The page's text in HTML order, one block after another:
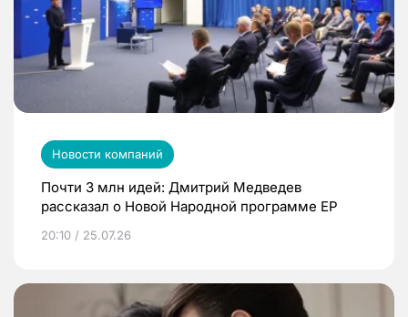
Новости компаний
Почти 3 млн идей: Дмитрий Медведев
рассказал о Новой Народной программе ЕР
20:10 / 25.07.26